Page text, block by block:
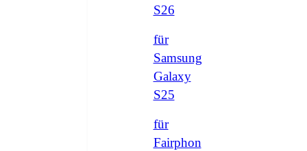
S26
für
Samsung
Galaxy
S25
für
Fairphon